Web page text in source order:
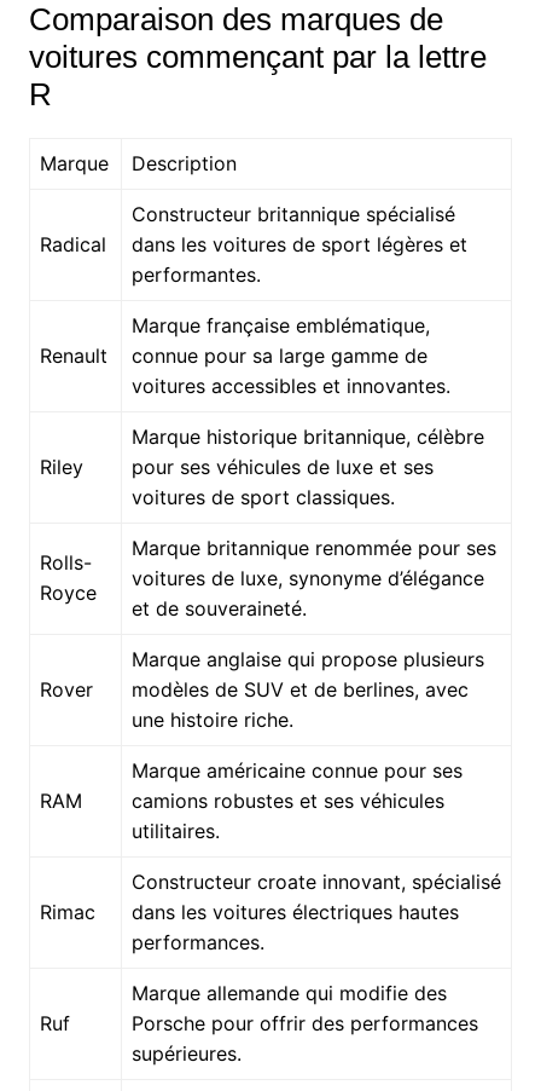
Comparaison des marques de
voitures commençant par la lettre
R
Marque Description
Radical
Constructeur britannique spécialisé
dans les voitures de sport légères et
performantes.
Renault
Marque française emblématique,
connue pour sa large gamme de
voitures accessibles et innovantes.
Riley
Marque historique britannique, célèbre
pour ses véhicules de luxe et ses
voitures de sport classiques.
Rolls-
Royce
Marque britannique renommée pour ses
voitures de luxe, synonyme d’élégance
et de souveraineté.
Rover
Marque anglaise qui propose plusieurs
modèles de SUV et de berlines, avec
une histoire riche.
RAM
Marque américaine connue pour ses
camions robustes et ses véhicules
utilitaires.
Rimac
Constructeur croate innovant, spécialisé
dans les voitures électriques hautes
performances.
Ruf
Marque allemande qui modifie des
Porsche pour offrir des performances
supérieures.